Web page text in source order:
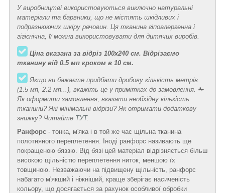
У виробництві використовуються виключно натуральні
матеріали та барвники, що не містять шкідливих і
подразнюючих шкіру речовин. Ця тканина гіпоалергенна і
гігієнічна, її можна використовувати для дитячих виробів.
Ціна вказана за відріз 100х240 см. Відрізаємо
тканину від 0.5 мп кроком в 10 см.
Якщо ви бажаєте придбати дробову кількість метрів
(1.5 мп, 2.2 мп...), вкажіть це у примітках до замовлення. ✁
Як оформити замовлення, вказати необхідну кількість
тканини? Які мінімальні відрізи? Як отримати додаткову
знижку? Читайте ТУТ.
Ранфорс - тонка, м'яка і в той же час щільна тканина
полотняного переплетення. Іноді ранфорс називають ще
покращеною бяззю. Від бязі цей матеріал відрізняється більш
високою щільністю переплетення ниток, меншою їх
товщиною. Незважаючи на підвищену щільність, ранфорс
набагато м'якший і ніжніший, краще зберігає насиченість
кольору, що досягається за рахунок особливої обробки